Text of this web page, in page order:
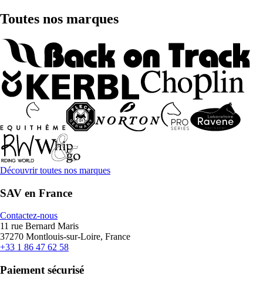
Toutes nos marques
Découvrir toutes nos marques
SAV en France
Contactez-nous
11 rue Bernard Maris
37270 Montlouis-sur-Loire, France
+33 1 86 47 62 58
Paiement sécurisé